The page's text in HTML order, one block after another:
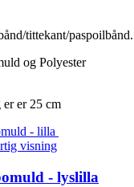
tittekant/paspoilbånd.
og Polyester
er 25 cm
visning
- lyslilla